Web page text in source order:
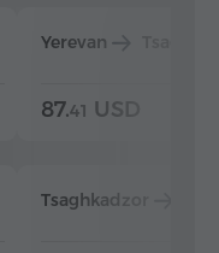
Yerevan
87.41 USD
Tsaghkadzor